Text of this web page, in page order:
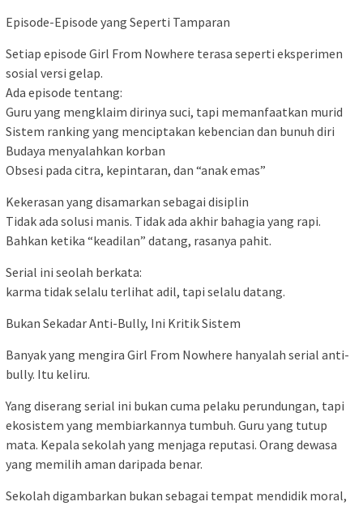
Episode-Episode yang Seperti Tamparan
Setiap episode Girl From Nowhere terasa seperti eksperimen
sosial versi gelap.
Ada episode tentang:
Guru yang mengklaim dirinya suci, tapi memanfaatkan murid
Sistem ranking yang menciptakan kebencian dan bunuh diri
Budaya menyalahkan korban
Obsesi pada citra, kepintaran, dan “anak emas”
Kekerasan yang disamarkan sebagai disiplin
Tidak ada solusi manis. Tidak ada akhir bahagia yang rapi.
Bahkan ketika “keadilan” datang, rasanya pahit.
Serial ini seolah berkata:
karma tidak selalu terlihat adil, tapi selalu datang.
Bukan Sekadar Anti-Bully, Ini Kritik Sistem
Banyak yang mengira Girl From Nowhere hanyalah serial anti-
bully. Itu keliru.
Yang diserang serial ini bukan cuma pelaku perundungan, tapi
ekosistem yang membiarkannya tumbuh. Guru yang tutup
mata. Kepala sekolah yang menjaga reputasi. Orang dewasa
yang memilih aman daripada benar.
Sekolah digambarkan bukan sebagai tempat mendidik moral,